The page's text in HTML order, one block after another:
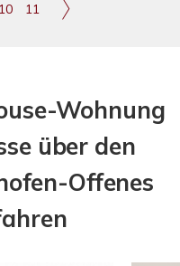
10 11
Wohnung
über den
Offenes